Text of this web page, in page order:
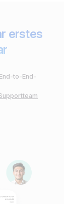
erstes
to-End-